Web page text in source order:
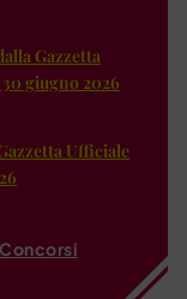
Gazzetta
giugno 2026
Ufficiale